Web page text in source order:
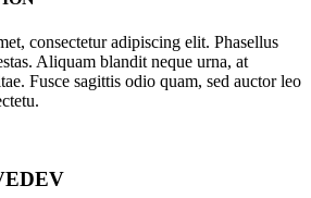
consectetur adipiscing elit. Phasellus
Aliquam blandit neque urna, at
Fusce sagittis odio quam, sed auctor leo